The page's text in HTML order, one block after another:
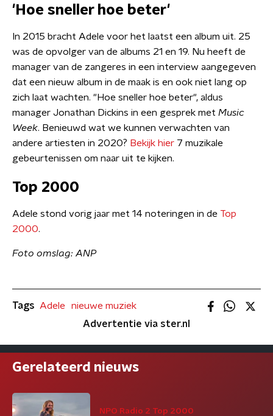
'Hoe sneller hoe beter'
In 2015 bracht Adele voor het laatst een album uit. 25
was de opvolger van de albums 21 en 19. Nu heeft de
manager van de zangeres in een interview aangegeven
dat een nieuw album in de maak is en ook niet lang op
zich laat wachten. "Hoe sneller hoe beter", aldus
manager Jonathan Dickins in een gesprek met Music
Week. Benieuwd wat we kunnen verwachten van
andere artiesten in 2020? Bekijk hier 7 muzikale
gebeurtenissen om naar uit te kijken.
Top 2000
Adele stond vorig jaar met 14 noteringen in de Top
2000.
Foto omslag: ANP
Tags Adele
nieuwe muziek
Advertentie via ster.nl
Gerelateerd nieuws
NPO Radio 2 Top 2000